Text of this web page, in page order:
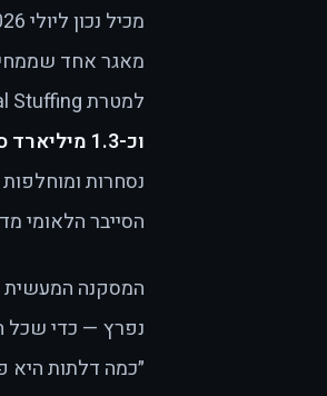
מכיל נכון ליולי 2026 יותר מ-
למטרת Credential Stuffing, ובו לפי טרוי האנט, מייסד השירות, כמעט
וכ-1.3 מיליארד סיסמאות
נסחרות ומוחלפות
הסייבר הלאומי
המסקנה
נפרץ — כדי שכל
״כמה דלתות היא